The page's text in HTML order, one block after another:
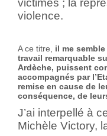
victimes ; la
violence.
A ce titre, il me
travail remarquable
Ardèche, puissent
accompagnés par
remise en cause de
conséquence, de
J’ai interpellé à
Michèle Victory,